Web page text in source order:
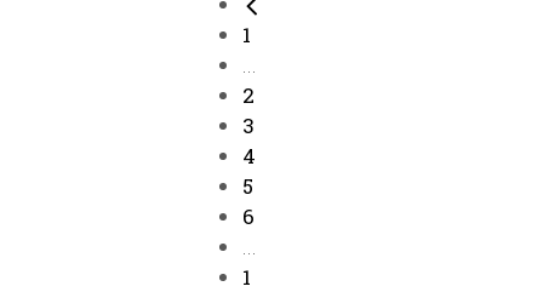
1
...
2
3
4
5
6
...
1